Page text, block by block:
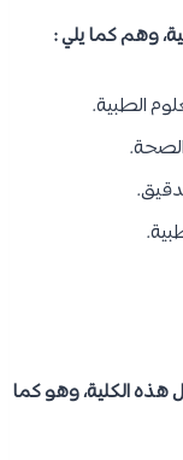
الطبية.
الكلية، وهو كما